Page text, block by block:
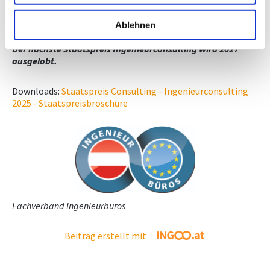
Ablehnen
Sie auf der Homepage der ACA und bei Facebook unter
Staatspreis Ingenieurconsulting.
Der nächste Staatspreis Ingenieurconsulting wird 2027
ausgelobt.
Downloads: Staatspreis Consulting - Ingenieurconsulting
2025 - Staatspreisbroschüre
Fachverband Ingenieurbüros
Beitrag erstellt mit